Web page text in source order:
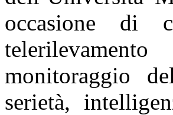
occasione di
monitoraggio
serietà,